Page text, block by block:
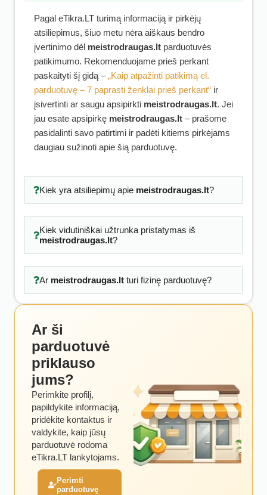
Pagal eTikra.LT turimą informaciją ir pirkėjų
atsiliepimus, šiuo metu nėra aiškaus bendro
įvertinimo dėl meistrodraugas.lt parduotuvės
patikimumo. Rekomenduojame prieš perkant
paskaityti šį gidą –„Kaip atpažinti patikimą el.
parduotuvę – 7 paprasti ženklai prieš perkant“ ir
įsivertinti ar saugu apsipirkti meistrodraugas.lt. Jei
jau esate apsipirkę meistrodraugas.lt – prašome
pasidalinti savo patirtimi ir padėti kitiems pirkėjams
daugiau sužinoti apie šią parduotuvę.
Kiek yra atsiliepimų apie meistrodraugas.lt?
Kiek vidutiniškai užtrunka pristatymas iš
meistrodraugas.lt?
Ar meistrodraugas.ltturi fizinę parduotuvę?
Ar ši
parduotuvė
priklauso
jums?
Perimkite profilį,
papildykite informaciją,
pridėkite kontaktus ir
valdykite, kaip jūsų
parduotuvė rodoma
eTikra.LT lankytojams.
Perimti
parduotuvę